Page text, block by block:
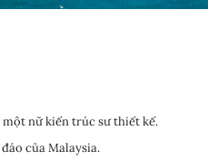
nữ kiến trúc sư thiết kế.
của Malaysia.